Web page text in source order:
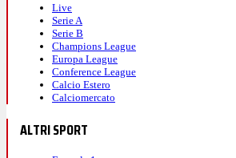
Live
Serie A
Serie B
Champions League
Europa League
Conference League
Calcio Estero
Calciomercato
ALTRI SPORT